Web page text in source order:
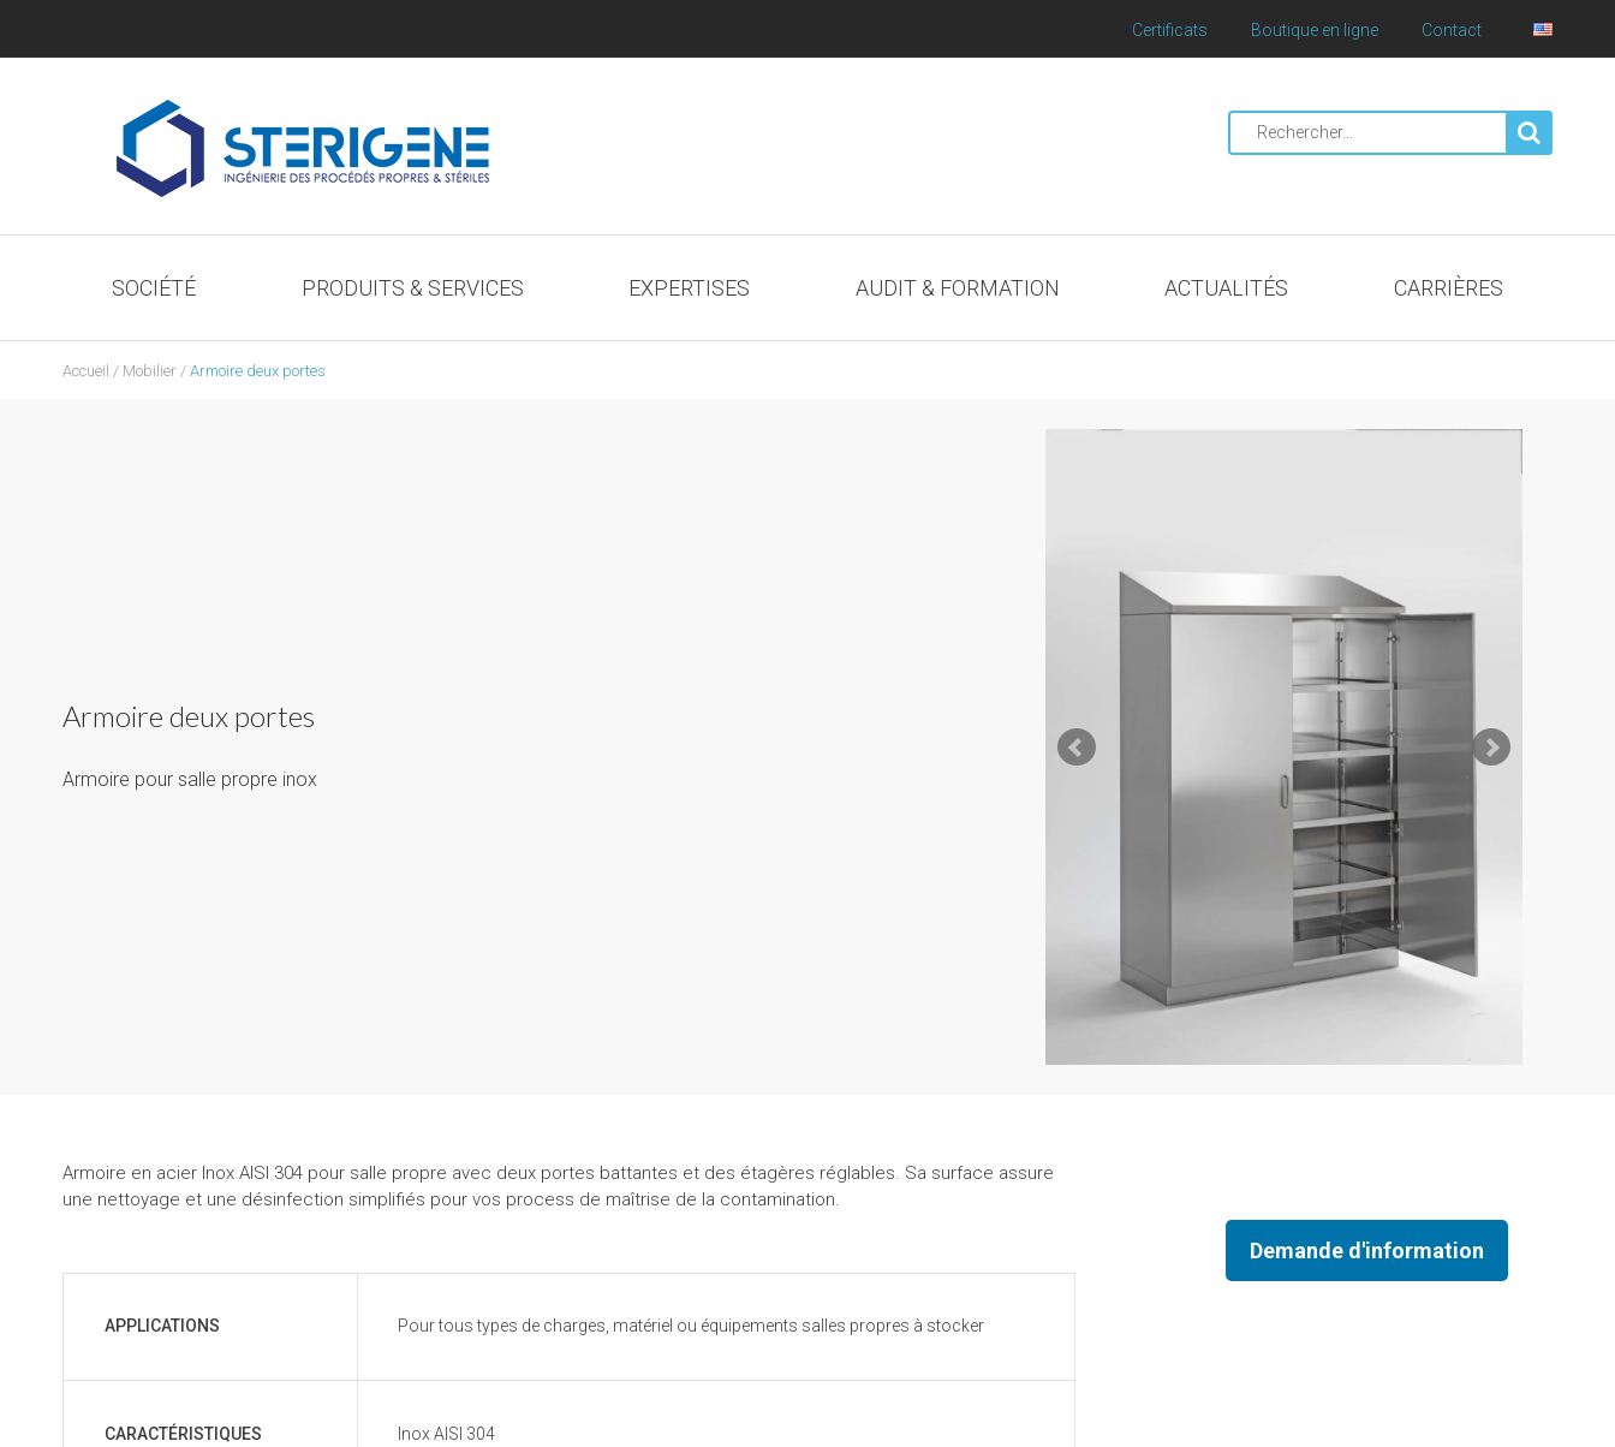
Certificats Boutique en ligne Contact
Rechercher
:
SOCIÉTÉ PRODUITS & SERVICES EXPERTISES AUDIT & FORMATION ACTUALITÉS CARRIÈRES
Accueil / Mobilier / Armoire deux portes
Armoire deux portes
Armoire pour salle propre inox
Armoire en acier Inox AISI 304 pour salle propre avec deux portes battantes et des étagères réglables. Sa surface assure
une nettoyage et une désinfection simplifiés pour vos process de maîtrise de la contamination.
APPLICATIONS Pour tous types de charges, matériel ou équipements salles propres à stocker
CARACTÉRISTIQUES
Inox AISI 304
Demande d'information